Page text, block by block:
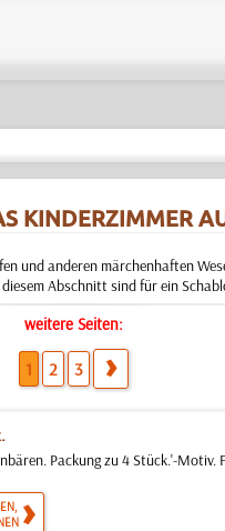
KINDERZIMMER
und anderen märchenhaften
Abschnitt sind für ein
weitere Seiten:
1 2 3
Packung zu 4 Stück.'-Motiv.